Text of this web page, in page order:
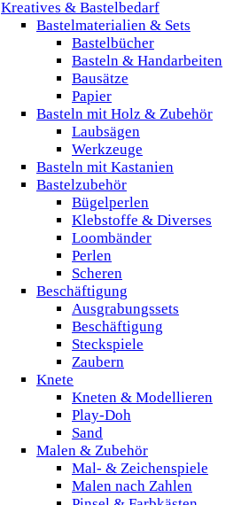
Kreatives & Bastelbedarf
Bastelmaterialien & Sets
Bastelbücher
Basteln & Handarbeiten
Bausätze
Papier
Basteln mit Holz & Zubehör
Laubsägen
Werkzeuge
Basteln mit Kastanien
Bastelzubehör
Bügelperlen
Klebstoffe & Diverses
Loombänder
Perlen
Scheren
Beschäftigung
Ausgrabungssets
Beschäftigung
Steckspiele
Zaubern
Knete
Kneten & Modellieren
Play-Doh
Sand
Malen & Zubehör
Mal- & Zeichenspiele
Malen nach Zahlen